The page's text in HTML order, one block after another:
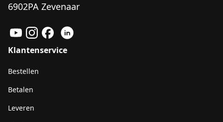
6902PA Zevenaar
Klantenservice
Bestellen
Betalen
Leveren